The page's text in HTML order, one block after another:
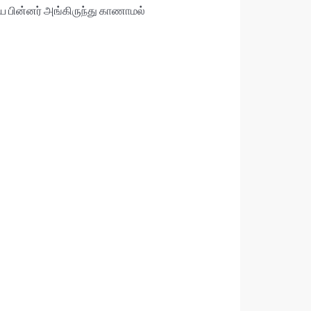
பின்னர் அங்கிருந்து காணாமல்